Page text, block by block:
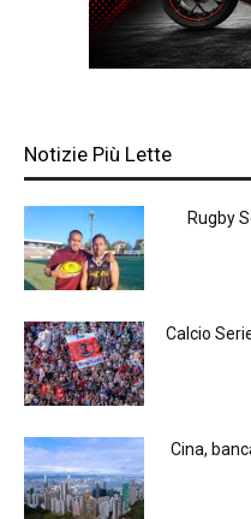
Notizie Più Lette
Rugby
Calcio
Cina,